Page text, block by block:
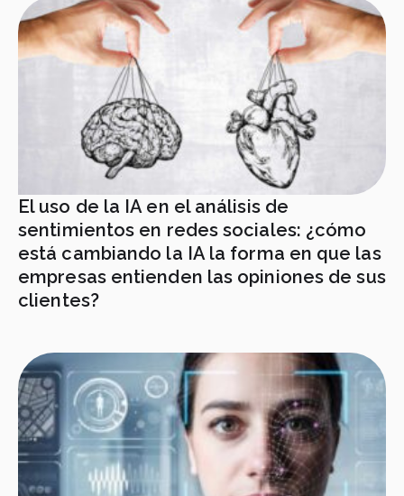
El uso de la IA en el análisis de
sentimientos en redes sociales: ¿cómo
está cambiando la IA la forma en que las
empresas entienden las opiniones de sus
clientes?